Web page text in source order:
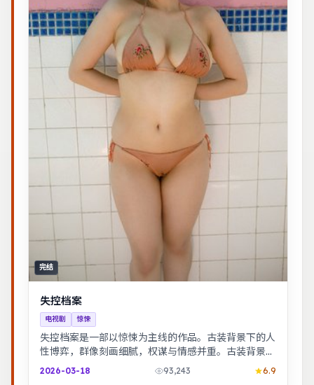
完结
失控档案
电视剧 惊悚
失控档案是一部以惊悚为主线的作品。古装背景下的人
性博弈，群像刻画细腻，权谋与情感并重。古装背景下
的人性博弈，群像刻画细腻，权谋与情感并重。
2026-03-18 93,243 6.9